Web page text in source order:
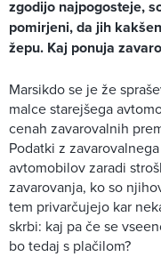
zgodijo najpogosteje,
pomirjeni, da jih
žepu. Kaj ponuja
Marsikdo se je že
malce starejšega
cenah zavarovalnih
Podatki z
avtomobilov zaradi
zavarovanja, ko so
tem privarčujejo kar
skrbi: kaj pa če se
bo tedaj s plačilom?